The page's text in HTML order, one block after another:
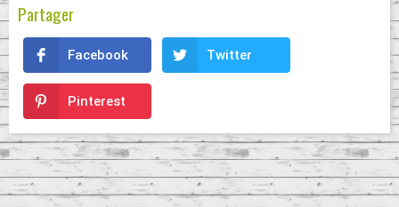
Partager
Facebook Twitter
Pinterest